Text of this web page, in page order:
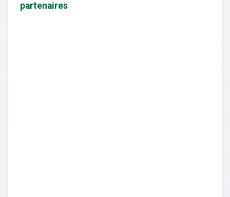
partenaires